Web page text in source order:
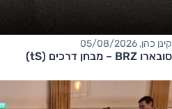
קינן כהן, 05/08/2026
סובארו BRZ – מבחן דרכים (tS)